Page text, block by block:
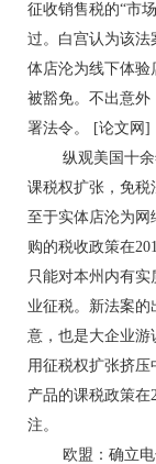
征收销售税的“市
过。白宫认为该法
体店沦为线下体验
被豁免。不出意外
署法令。 [论文网]
纵观美国十余年
课税权扩张，免税
至于实体店沦为
购的税收政策在
只能对本州内有
业征税。新法案的
意，也是大企业游
用征税权扩张挤
产品的课税政策在
注。
欧盟：确立电